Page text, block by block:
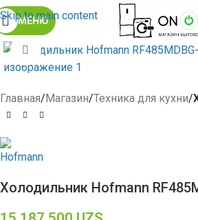
Skip to main content
МЕНЮ
Click to enlarge
Главная Магазин Техника для кухни
Холодильник Hofmann